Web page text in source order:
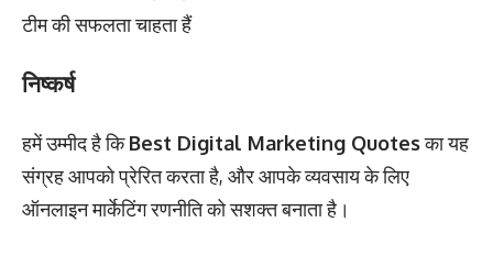
टीम की सफलता चाहता हैं
निष्कर्ष
हमें उम्मीद है किBest Digital Marketing Quotesका यह
संग्रह आपको प्रेरित करता है, और आपके व्यवसाय के लिए
ऑनलाइन मार्केटिंग रणनीति को सशक्त बनाता है।